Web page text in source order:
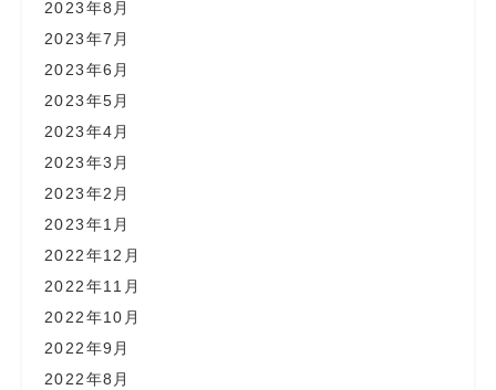
2023年8月
2023年7月
2023年6月
2023年5月
2023年4月
2023年3月
2023年2月
2023年1月
2022年12月
2022年11月
2022年10月
2022年9月
2022年8月